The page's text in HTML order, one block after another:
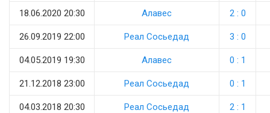
18.06.2020 20:30 Алавес 2 : 0
26.09.2019 22:00 Реал Сосьедад 3 : 0
04.05.2019 19:30 Алавес 0 : 1
21.12.2018 23:00 Реал Сосьедад 0 : 1
04.03.2018 20:30 Реал Сосьедад 2 : 1